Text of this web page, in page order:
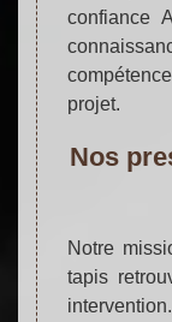
confiance
projet.
Nos
Notre
tapis